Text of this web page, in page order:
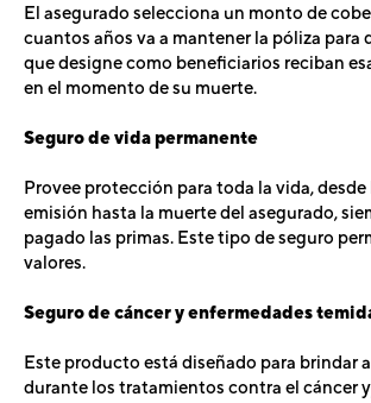
El asegurado selecciona un monto de
cuantos años va a mantener la póliza para
que designe como beneficiarios reciban
en el momento de su muerte.
Seguro de vida permanente
Provee protección para toda la vida, desde
emisión hasta la muerte del asegurado,
pagado las primas. Este tipo de seguro
valores.
Seguro de cáncer y enfermedades
Este producto está diseñado para brindar
durante los tratamientos contra el cáncer